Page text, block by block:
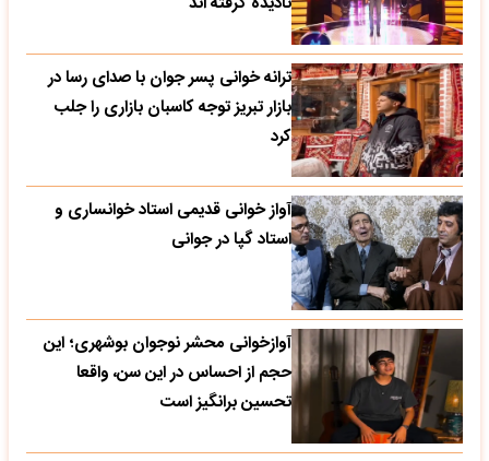
ترانه خوانی پسر جوان با صدای رسا در
بازار تبریز توجه کاسبان بازاری را جلب
کرد
آواز خوانی قدیمی استاد خوانساری و
استاد گپا در جوانی
آوازخوانی محشر نوجوان بوشهری؛ این
حجم از احساس در این سن، واقعا
تحسین‌ برانگیز است